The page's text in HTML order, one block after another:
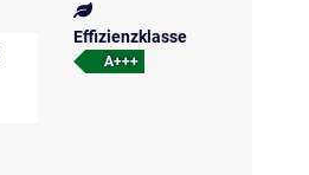
Effizienzklasse
A+++